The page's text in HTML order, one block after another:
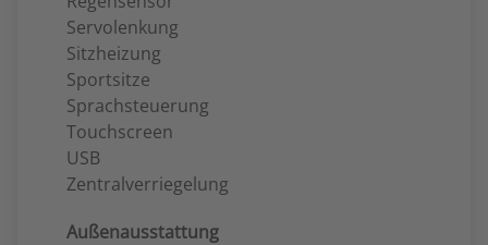
Servolenkung
Sitzheizung
Sportsitze
Sprachsteuerung
Touchscreen
USB
Zentralverriegelung
Außenausstattung